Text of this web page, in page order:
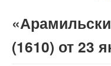
(1610) от 23